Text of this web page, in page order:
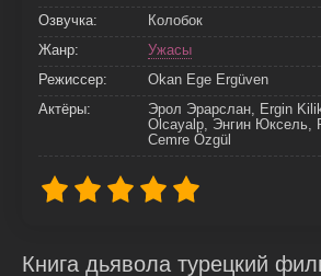
Озвучка:
Колобок
Жанр:
Ужасы
Режиссер:
Okan Ege Ergüven
Актёры:
Эрол Эрарслан, Ergin
Olcayalp, Энгин Юксель,
Cemre Özgül
Книга дьявола турецкий